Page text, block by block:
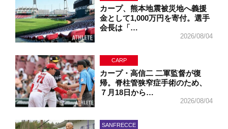
カープ、熊本地震被災地へ義援
金として1,000万円を寄付。選手
会長は「…
2026/08/04
CARP
カープ・高信二 二軍監督が復
帰。脊柱管狭窄症手術のため、
７月18日から…
2026/08/04
SANFRECCE